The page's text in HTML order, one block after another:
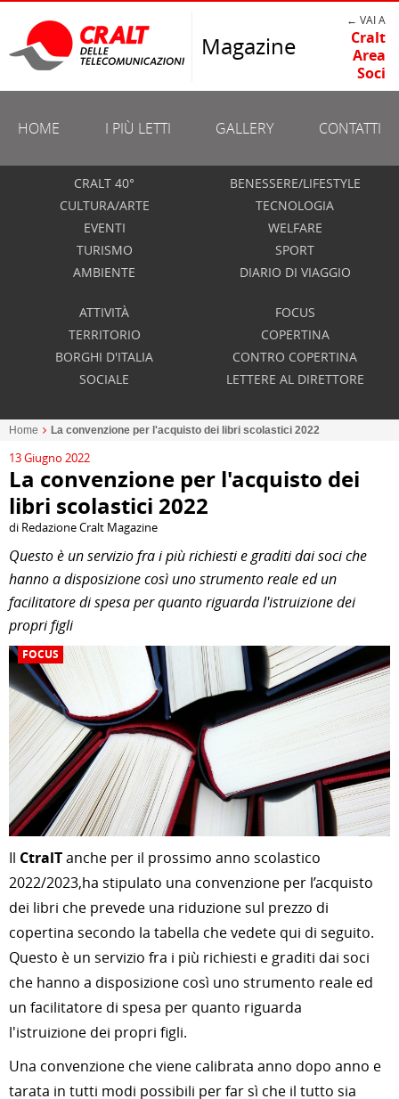
Magazine
← VAI A
Cralt
Area
Soci
HOME I PIÙ LETTI GALLERY CONTATTI
CRALT 40°
CULTURA/ARTE
EVENTI
TURISMO
AMBIENTE
BENESSERE/LIFESTYLE
TECNOLOGIA
WELFARE
SPORT
DIARIO DI VIAGGIO
ATTIVITÀ
TERRITORIO
BORGHI D'ITALIA
SOCIALE
FOCUS
COPERTINA
CONTRO COPERTINA
LETTERE AL DIRETTORE
Home La convenzione per l'acquisto dei libri scolastici 2022
13 Giugno 2022
La convenzione per l'acquisto dei
libri scolastici 2022
di Redazione Cralt Magazine
Questo è un servizio fra i più richiesti e graditi dai soci che
hanno a disposizione così uno strumento reale ed un
facilitatore di spesa per quanto riguarda l'istruizione dei
propri figli
FOCUS
Il CtralTanche per il prossimo anno scolastico
2022/2023,ha stipulato una convenzione per l’acquisto
dei libri che prevede una riduzione sul prezzo di
copertina secondo la tabella che vedete qui di seguito.
Questo è un servizio fra i più richiesti e graditi dai soci
che hanno a disposizione così uno strumento reale ed
un facilitatore di spesa per quanto riguarda
l'istruizione dei propri figli.
Una convenzione che viene calibrata anno dopo anno e
tarata in tutti modi possibili per far sì che il tutto sia